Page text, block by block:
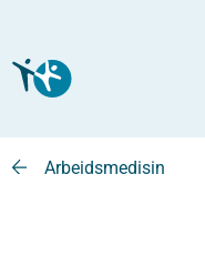
Arbeidsmedisin